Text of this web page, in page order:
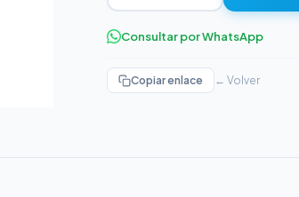
Consultar por WhatsApp
Copiar enlace ← Volver